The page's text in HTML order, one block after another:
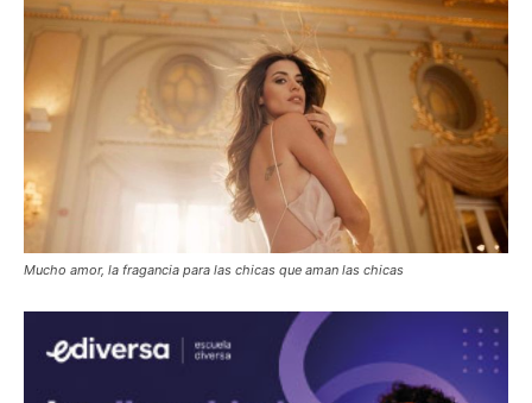
Mucho amor, la fragancia para las chicas que aman las chicas